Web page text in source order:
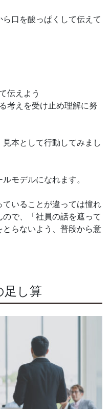
口を酸っぱくして伝えて
伝えよう
考えを受け止め理解に努
本として行動してみまし
モデルになれます。
いることが違っては憧れ
で、「社員の話を遮って
らないよう、普段から意
足し算